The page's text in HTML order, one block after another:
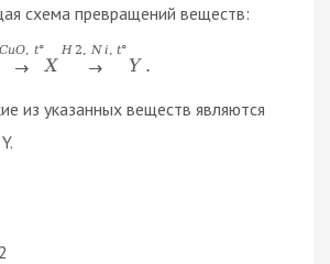
схема превращений веществ:
CuO t°
→ X
H2 Ni t°
→ Y .
из указанных веществ являются